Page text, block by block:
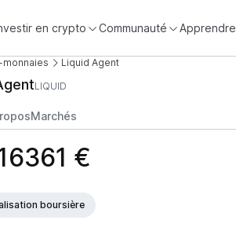
en crypto Communauté Apprendre
Liquid Agent
LIQUID
Marchés
€
boursière